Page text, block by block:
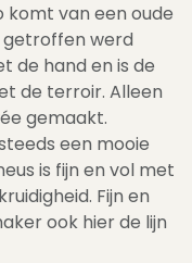
komt van een oude
getroffen werd
de hand en is de
de terroir. Alleen
gemaakt.
een mooie
is fijn en vol met
Fijn en
ook hier de lijn